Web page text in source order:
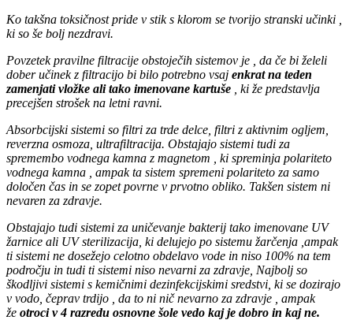
Ko takšna toksičnost pride v stik s klorom se tvorijo stranski učinki ,
ki so še bolj nezdravi.
Povzetek pravilne filtracije obstoječih sistemov je , da če bi želeli
dober učinek z filtracijo bi bilo potrebno vsaj enkrat na teden
zamenjati vložke ali tako imenovane kartuše , ki že predstavlja
precejšen strošek na letni ravni.
Absorbcijski sistemi so filtri za trde delce, filtri z aktivnim ogljem,
reverzna osmoza, ultrafiltracija. Obstajajo sistemi tudi za
spremembo vodnega kamna z magnetom , ki spreminja polariteto
vodnega kamna , ampak ta sistem spremeni polariteto za samo
določen čas in se zopet povrne v prvotno obliko. Takšen sistem ni
nevaren za zdravje.
Obstajajo tudi sistemi za uničevanje bakterij tako imenovane UV
žarnice ali UV sterilizacija, ki delujejo po sistemu žarčenja ,ampak
ti sistemi ne dosežejo celotno obdelavo vode in niso 100% na tem
področju in tudi ti sistemi niso nevarni za zdravje, Najbolj so
škodljivi sistemi s kemičnimi dezinfekcijskimi sredstvi, ki se dozirajo
v vodo, čeprav trdijo , da to ni nič nevarno za zdravje , ampak
že otroci v 4 razredu osnovne šole vedo kaj je dobro in kaj ne.